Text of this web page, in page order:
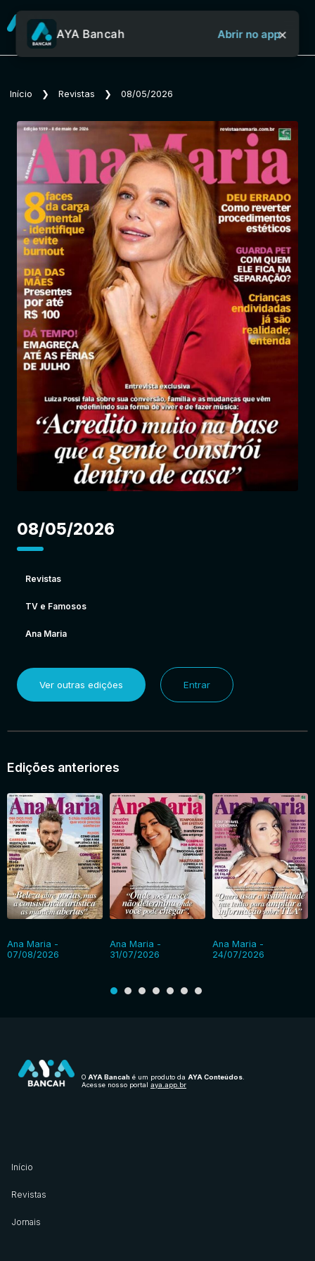
Sobre o Aya Bancah
Revistas
Jornais
Notícias
AYA Bancah Abrir no app×
Início ❯ Revistas ❯ 08/05/2026
08/05/2026
Revistas
TV e Famosos
Ana Maria
Ver outras edições Entrar
Edições anteriores
Ana Maria -
07/08/2026
Ana Maria -
31/07/2026
Ana Maria -
24/07/2026
O AYA Bancah é um produto da AYA Conteúdos
Acesse nosso portal aya.app.br
Início
Revistas
Jornais